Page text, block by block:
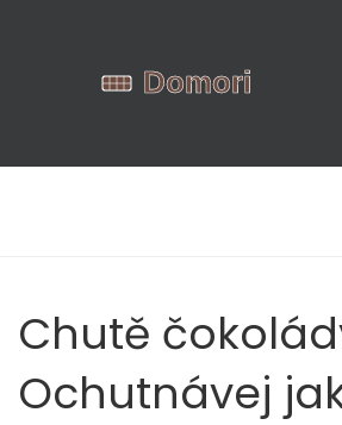
Chutě
Ochutnávej